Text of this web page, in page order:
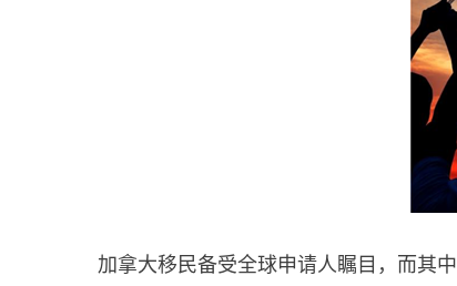
加拿大移民备受全球申请人瞩目，而其